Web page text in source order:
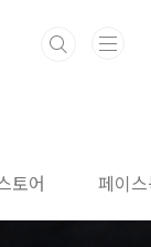
토어 페이